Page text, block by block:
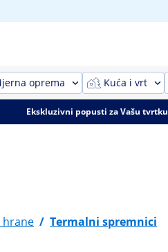
oprema Kuća i vrt
Ekskluzivni popusti za Vašu tvrtku
hrane / Termalni spremnici